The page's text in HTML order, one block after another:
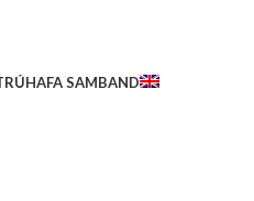
HAFA SAMBAND